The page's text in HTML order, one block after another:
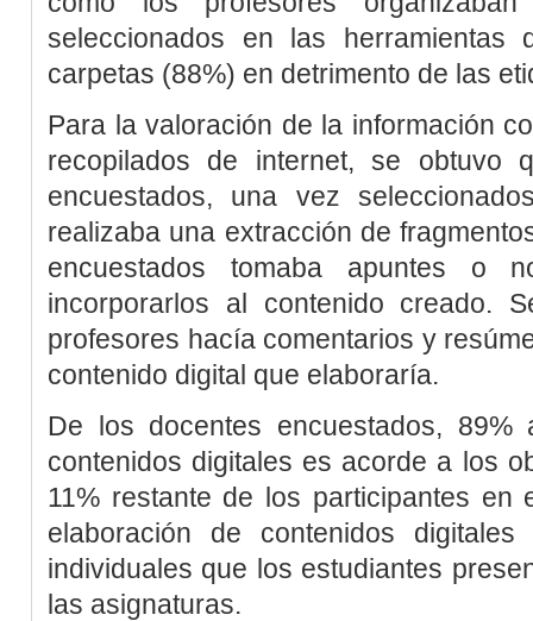
seleccionados en las herramientas
carpetas (88%) en detrimento de las
Para la valoración de la información
recopilados de internet, se obtuvo
encuestados, una vez
realizaba una extracción de
encuestados tomaba apuntes o
incorporarlos al contenido creado.
profesores hacía comentarios y
contenido digital que elaboraría.
De los docentes encuestados,
contenidos digitales es acorde a los
11% restante de los participantes en
elaboración de contenidos
individuales que los estudiantes
las asignaturas.